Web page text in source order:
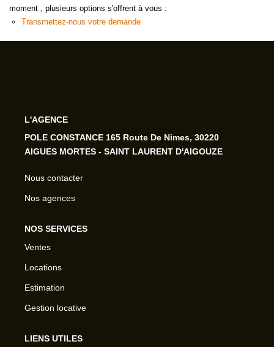
CONTACT
moment , plusieurs options s'offrent à vous :
Transmettez-nous votre demande
L'AGENCE
POLE CONSTANCE 165 Route De Nimes, 30220
AIGUES MORTES - SAINT LAURENT D'AIGOUZE
Nous contacter
Nos agences
NOS SERVICES
Ventes
Locations
Estimation
Gestion locative
LIENS UTILES